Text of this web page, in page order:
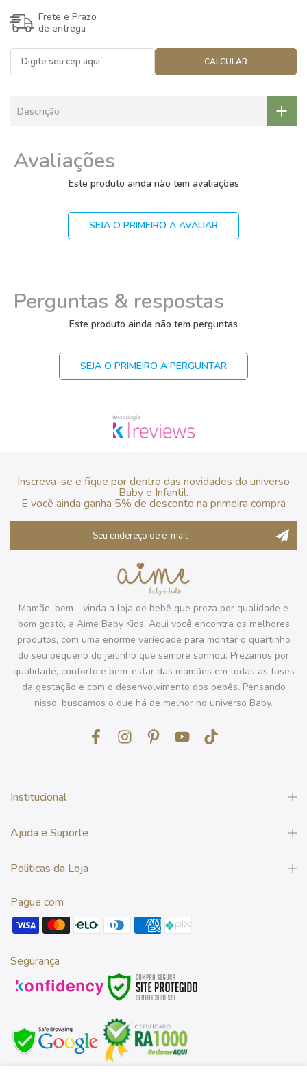
Frete e Prazo
de entrega
CALCULAR
Descrição
Avaliações
Este produto ainda não tem avaliações
SEJA O PRIMEIRO A AVALIAR
Perguntas & respostas
Este produto ainda não tem perguntas
SEJA O PRIMEIRO A PERGUNTAR
Inscreva-se e fique por dentro das novidades do universo
Baby e Infantil.
E você ainda ganha 5% de desconto na primeira compra
Mamãe, bem - vinda a loja de bebê que preza por qualidade e
bom gosto, a Aime Baby Kids. Aqui você encontra os melhores
produtos, com uma enorme variedade para montar o quartinho
do seu pequeno do jeitinho que sempre sonhou. Prezamos por
qualidade, conforto e bem-estar das mamães em todas as fases
da gestação e com o desenvolvimento dos bebês. Pensando
nisso, buscamos o que há de melhor no universo Baby.
Institucional
Ajuda e Suporte
Politicas da Loja
Pague com
Segurança